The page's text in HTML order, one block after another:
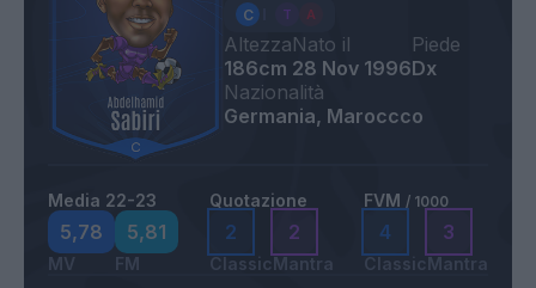
Altezza
186cm
Nato il
28 Nov 1996
Piede
Dx
Nazionalità
Germania, Maroccco
Media 22-23
5,78
MV
5,81
FM
Quotazione
2
Classic
2
Mantra
FVM / 1000
4
Classic
3
Mantra